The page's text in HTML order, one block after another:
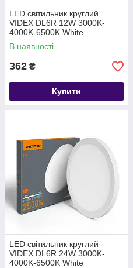
LED світильник круглий
VIDEX DL6R 12W 3000K-
4000K-6500K White
В наявності
362 ₴
Купити
LED світильник круглий
VIDEX DL6R 24W 3000K-
4000K-6500K White